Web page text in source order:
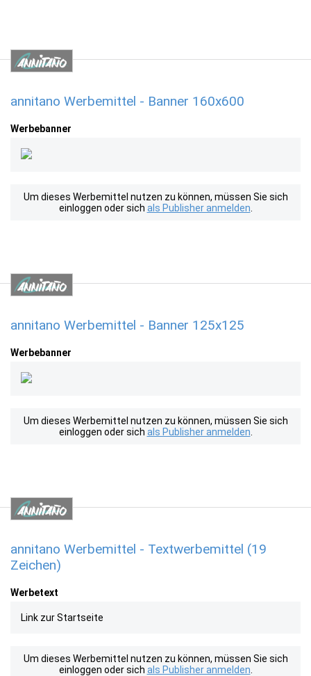
annitano Werbemittel - Banner 160x600
Werbebanner
Um dieses Werbemittel nutzen zu können, müssen Sie sich
einloggen oder sich als Publisher anmelden
annitano Werbemittel - Banner 125x125
Werbebanner
Um dieses Werbemittel nutzen zu können, müssen Sie sich
einloggen oder sich als Publisher anmelden
annitano Werbemittel - Textwerbemittel (19
Zeichen)
Werbetext
Link zur Startseite
Um dieses Werbemittel nutzen zu können, müssen Sie sich
einloggen oder sich als Publisher anmelden